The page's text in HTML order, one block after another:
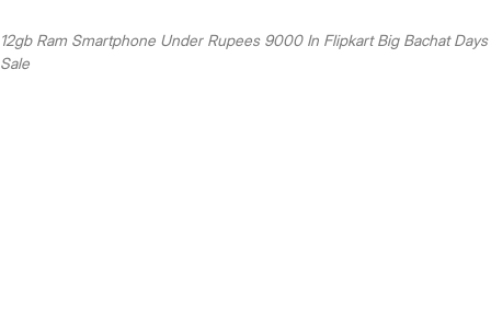
12gb Ram Smartphone Under Rupees 9000 In Flipkart Big Bachat Days
Sale